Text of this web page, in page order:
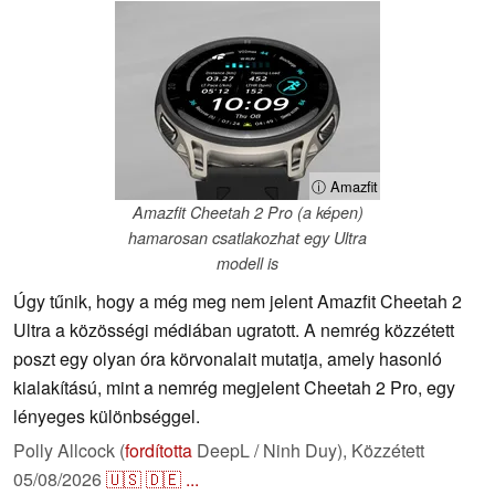
ⓘ Amazfit
Amazfit Cheetah 2 Pro (a képen)
hamarosan csatlakozhat egy Ultra
modell is
Úgy tűnik, hogy a még meg nem jelent Amazfit Cheetah 2
Ultra a közösségi médiában ugratott. A nemrég közzétett
poszt egy olyan óra körvonalait mutatja, amely hasonló
kialakítású, mint a nemrég megjelent Cheetah 2 Pro, egy
lényeges különbséggel.
Polly Allcock (fordította DeepL / Ninh Duy), Közzétett
05/08/2026🇺🇸🇩🇪 ...